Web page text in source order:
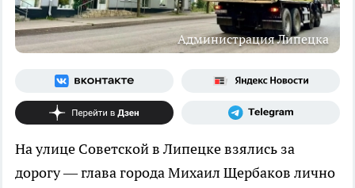
Администрация Липецка
На улице Советской в Липецке взялись за
дорогу — глава города Михаил Щербаков лично